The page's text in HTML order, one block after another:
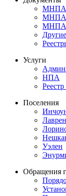
МНПА
МНПА
МНПА
Услуги
НПА
Поселения
Уэлен
Обращения